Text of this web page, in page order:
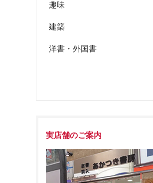
趣味
建築
洋書・外国書
実店舗のご案内